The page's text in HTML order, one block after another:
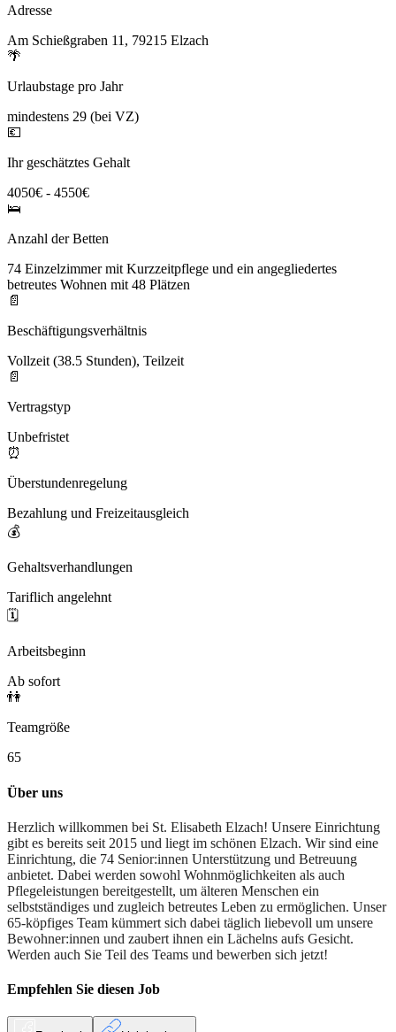
Adresse
Am Schießgraben 11, 79215 Elzach
🌴
Urlaubstage pro Jahr
mindestens 29 (bei VZ)
💶
Ihr geschätztes Gehalt
4050€ - 4550€
🛌
Anzahl der Betten
74 Einzelzimmer mit Kurzzeitpflege und ein angegliedertes
betreutes Wohnen mit 48 Plätzen
📄
Beschäftigungsverhältnis
Vollzeit (38.5 Stunden), Teilzeit
📄
Vertragstyp
Unbefristet
⏰
Überstundenregelung
Bezahlung und Freizeitausgleich
💰
Gehaltsverhandlungen
Tariflich angelehnt
🗓️
Arbeitsbeginn
Ab sofort
👫
Teamgröße
65
Über uns
Herzlich willkommen bei St. Elisabeth Elzach! Unsere Einrichtung
gibt es bereits seit 2015 und liegt im schönen Elzach. Wir sind eine
Einrichtung, die 74 Senior:innen Unterstützung und Betreuung
anbietet. Dabei werden sowohl Wohnmöglichkeiten als auch
Pflegeleistungen bereitgestellt, um älteren Menschen ein
selbstständiges und zugleich betreutes Leben zu ermöglichen. Unser
65-köpfiges Team kümmert sich dabei täglich liebevoll um unsere
Bewohner:innen und zaubert ihnen ein Lächelns aufs Gesicht.
Werden auch Sie Teil des Teams und bewerben sich jetzt!
Empfehlen Sie diesen Job